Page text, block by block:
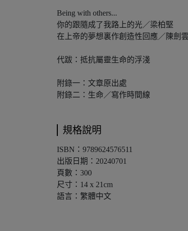
Being with others...
你的跟隨成了我路上的光／梁柏堅
在上帝的夢想裏作創造性回應／陳劍雲
代跋：抵抗屬靈生命的浮淺
附錄一：文章原出處
附錄二：生命／寫作時間線
規格說明
ISBN：9789624576511
出版日期：20240701
頁數：300
尺寸：14 x 21cm
語言：繁體中文